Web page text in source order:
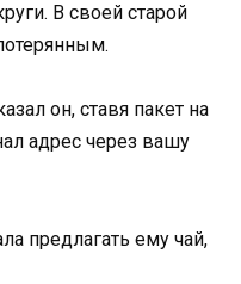
В своей старой
он, ставя пакет на
адрес через вашу
предлагать ему чай,